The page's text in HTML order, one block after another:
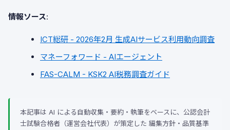
情報ソース:
ICT総研 - 2026年2月 生成AIサービス利用動向調査
マネーフォワード - AIエージェント
FAS-CALM - KSK2 AI税務調査ガイド
本記事は AI による自動収集・要約・執筆をベースに、公認会計
士試験合格者（運営会社代表）が策定した 編集方針・品質基準